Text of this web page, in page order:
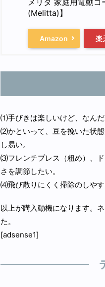
(Melitta)】
Amazon 楽
⑴手びきは楽しいけど、なんだ
⑵かといって、豆を挽いた状
し易い。
⑶フレンチプレス（粗め）、
さを調節したい。
⑷飛び散りにくく掃除のしや
以上が購入動機になります。
た。
[adsense1]